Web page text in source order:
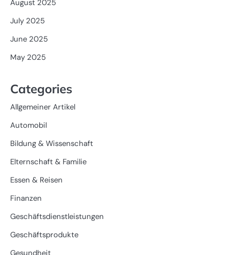
August 2025
July 2025
June 2025
May 2025
Categories
Allgemeiner Artikel
Automobil
Bildung & Wissenschaft
Elternschaft & Familie
Essen & Reisen
Finanzen
Geschäftsdienstleistungen
Geschäftsprodukte
Gesundheit